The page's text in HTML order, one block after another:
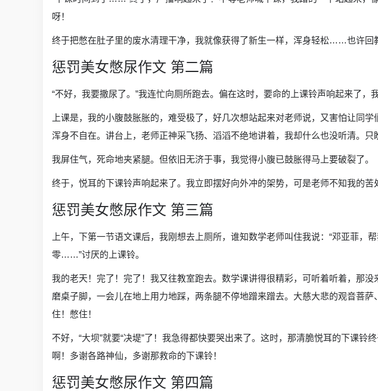
呀！
终于把憋在肚子里的废水清理干净，我就像获得了新生一样，浑身轻松……也许回
惩罚美女憋尿作文 第二篇
“不好，我要撒尿了。”我连忙向厕所跑去。偏在这时，要命的上课铃声响起来了，
上课是，我的小腹鼓胀胀的，难受极了，好几次想站起来对老师说，又害怕让同
浑身不自在。讲台上，老师正神采飞扬、滔滔不绝地讲着，我却什么也没听清。只
我屏住气，死命地夹紧腿。但依旧无济于事，我觉得小腹已鼓胀得马上要破裂了。
终于，悦耳的下课铃声响起来了。我立即摆好向外冲的架势，可是老师不知我的
惩罚美女憋尿作文 第三篇
上午，下第一节语文课后，我刚想去上厕所，谁知数学老师叫住我说：“邓亚菲
零……”讨厌的上课铃。
我的老天！完了！完了！我又往教室跑去。数学课讲得很精彩，可听着听着，那
磨桌子脚，一会儿在地上用力地踩，两条腿不停地蹭来蹭去。大慈大悲的观音菩
住！憋住！
不好，“大坝”就要“决堤”了！我急得都快要哭出来了。这时，那清脆悦耳的下课
啊！多谢各路神仙，多谢那救命的下课铃！
惩罚美女憋尿作文 第四篇